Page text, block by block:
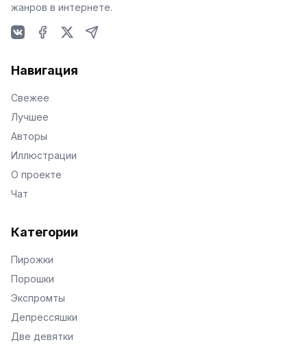
жанров в интернете.
Навигация
Свежее
Лучшее
Авторы
Иллюстрации
О проекте
Чат
Категории
Пирожки
Порошки
Экспромты
Депрессяшки
Две девятки